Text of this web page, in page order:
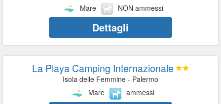
Mare
NON ammessi
Dettagli
La Playa Camping Internazionale
Isola delle Femmine - Palermo
Mare
ammessi